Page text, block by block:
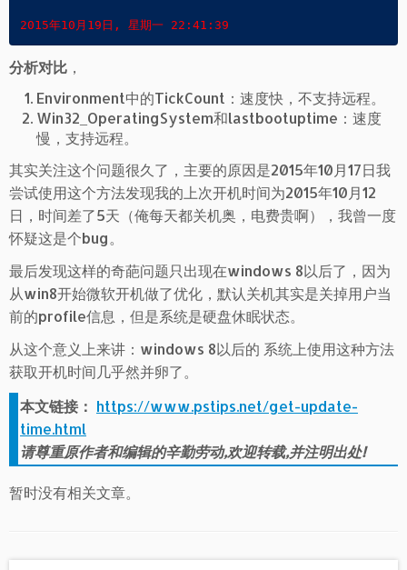
2015年10月19日, 星期一 22:41:39
分析对比 ，
Environment中的TickCount：速度快，不支持远程。
Win32_OperatingSystem和lastbootuptime：速度
慢，支持远程。
其实关注这个问题很久了，主要的原因是2015年10月17日我
尝试使用这个方法发现我的上次开机时间为2015年10月12
日，时间差了5天（俺每天都关机奥，电费贵啊），我曾一度
怀疑这是个bug。
最后发现这样的奇葩问题只出现在windows 8以后了，因为
从win8开始微软开机做了优化，默认关机其实是关掉用户当
前的profile信息，但是系统是硬盘休眠状态。
从这个意义上来讲：windows 8以后的 系统上使用这种方法
获取开机时间几乎然并卵了。
本文链接： https://www.pstips.net/get-update-
time.html
请尊重原作者和编辑的辛勤劳动,欢迎转载,并注明出处!
暂时没有相关文章。